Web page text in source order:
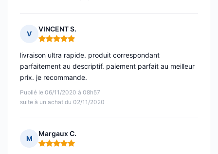
V
VINCENT S.
Note : 5 sur 5
Publié le 06/11/2020 à 08h57
suite à un achat du 02/11/2020
livraison ultra rapide. produit correspondant
parfaitement au descriptif. paiement parfait au meilleur
prix. je recommande.
M
Margaux C.
Note : 5 sur 5